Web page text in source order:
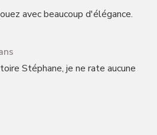
avec beaucoup d'élégance.
Stéphane, je ne rate aucune